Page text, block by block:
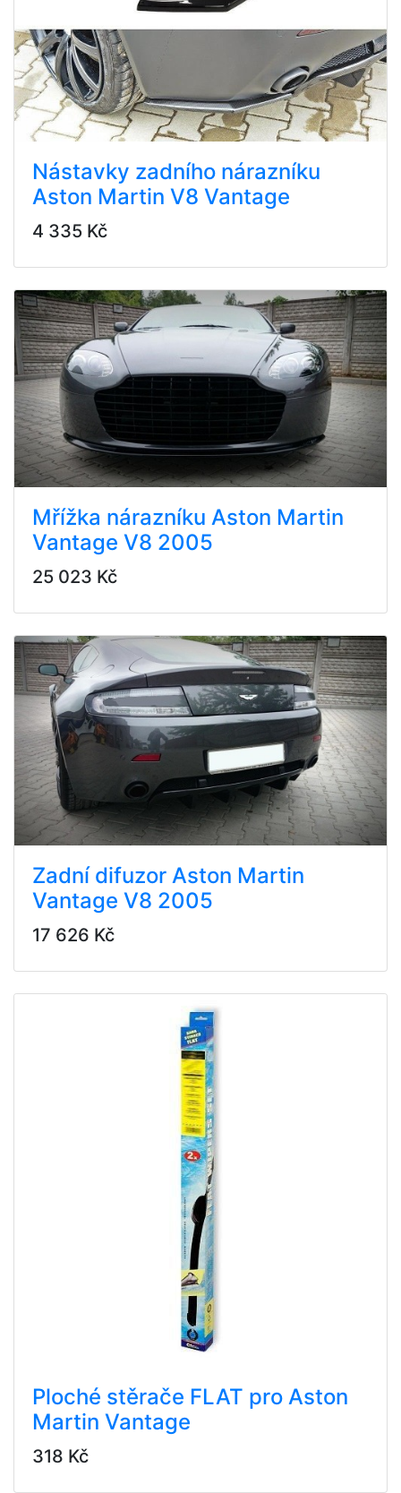
Nástavky zadního nárazníku
Aston Martin V8 Vantage
4 335 Kč
Mřížka nárazníku Aston Martin
Vantage V8 2005
25 023 Kč
Zadní difuzor Aston Martin
Vantage V8 2005
17 626 Kč
Ploché stěrače FLAT pro Aston
Martin Vantage
318 Kč